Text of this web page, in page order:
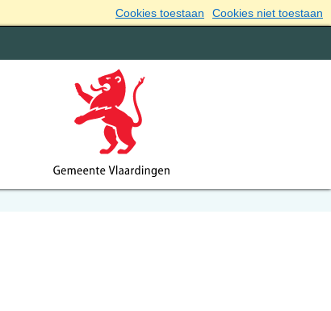
Cookies toestaan Cookies niet toestaan